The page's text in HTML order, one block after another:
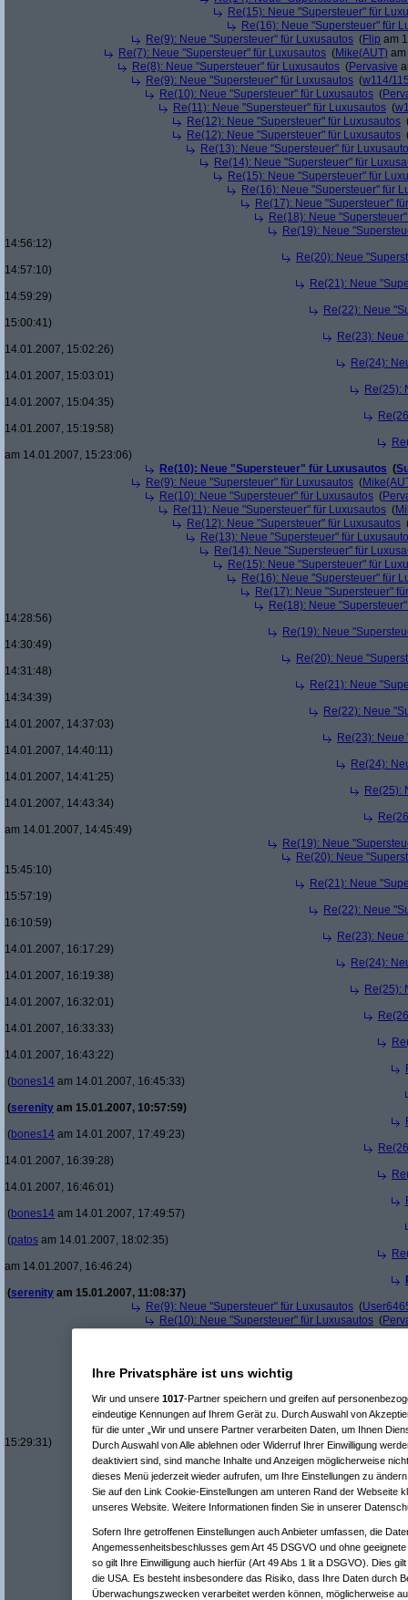
Re(15): Neue "Supersteuer" für
Re(16): Neue "Supersteuer" für
Re(9): Neue "Supersteuer" für Luxusautos (Flip am
Re(7): Neue "Supersteuer" für Luxusautos (Mike(AUT)
Re(8): Neue "Supersteuer" für Luxusautos (Pervasive
Re(9): Neue "Supersteuer" für Luxusautos (w114/
Re(10): Neue "Supersteuer" für Luxusautos (
Re(11): Neue "Supersteuer" für Luxusautos (
Re(12): Neue "Supersteuer" für Luxusautos
Re(12): Neue "Supersteuer" für Luxusautos
Re(13): Neue "Supersteuer" für
Re(14): Neue "Supersteuer" für
Re(15): Neue "Supersteuer" für
Re(16): Neue "Supersteuer" für
Re(17): Neue "Supersteuer"
Re(18): Neue
Re(19): Neue
14:56:12)
Re(20): Neue
14:57:10)
Re(21): Neue
14:59:29)
Re(22): Neue
15:00:41)
Re(23):
14.01.2007, 15:02:26)
Re(24):
14.01.2007, 15:03:01)
Re(25):
14.01.2007, 15:04:35)
14.01.2007, 15:19:58)
am 14.01.2007, 15:23:06)
Re(10): Neue "Supersteuer" für Luxusautos (
Re(9): Neue "Supersteuer" für Luxusautos (
Re(10): Neue "Supersteuer" für Luxusautos (
Re(11): Neue "Supersteuer" für Luxusautos (
Re(12): Neue "Supersteuer" für Luxusautos
Re(13): Neue "Supersteuer" für
Re(14): Neue "Supersteuer" für
Re(15): Neue "Supersteuer" für
Re(16): Neue "Supersteuer" für
Re(17): Neue "Supersteuer"
Re(18): Neue
14:28:56)
Re(19): Neue
14:30:49)
Re(20): Neue
14:31:48)
Re(21): Neue
14:34:39)
Re(22): Neue
14.01.2007, 14:37:03)
Re(23):
14.01.2007, 14:40:11)
Re(24):
14.01.2007, 14:41:25)
Re(25):
14.01.2007, 14:43:34)
am 14.01.2007, 14:45:49)
Re(19): Neue
Re(20): Neue
15:45:10)
Re(21): Neue
15:57:19)
Re(22): Neue
16:10:59)
Re(23):
14.01.2007, 16:17:29)
Re(24):
14.01.2007, 16:19:38)
Re(25):
14.01.2007, 16:32:01)
14.01.2007, 16:33:33)
14.01.2007, 16:43:22)
(bones14 am 14.01.2007, 16:45:33)
(serenity am 15.01.2007, 10:57:59)
(bones14 am 14.01.2007, 17:49:23)
14.01.2007, 16:39:28)
14.01.2007, 16:46:01)
(bones14 am 14.01.2007, 17:49:57)
(patos am 14.01.2007, 18:02:35)
am 14.01.2007, 16:46:24)
(serenity am 15.01.2007, 11:08:37)
Re(9): Neue "Supersteuer" für Luxusautos (
Re(10): Neue "Supersteuer" für Luxusautos (
Re(14): Neue "Supersteuer" für
Re(16): Neue "Supersteuer" für
Re(17): Neue "Supersteuer"
Re(18): Neue
15:29:31)
Re(9): Neue "Supersteuer" für Luxusautos(thEam
Re(10): Neue "Supersteuer" für Luxusautos
(
Re(8): Neue "Supersteuer" für Luxusautos(\/
Re(7): Neue "Supersteuer" für Luxusautos(Roliboliam
Re(7): Neue "Supersteuer" für Luxusautos (Rainam
Re(6): Neue "Supersteuer" für Luxusautos(Pervasiveam
Re(7): Neue "Supersteuer" für Luxusautos(bootlegam
Re(8): Neue "Supersteuer" für Luxusautos(Pervasive
Re(9): Neue "Supersteuer" für Luxusautos(bootleg
Re(10): Neue "Supersteuer" für Luxusautos(
Ihre Privatsphäre ist uns wichtig
Wir und unsere 1017-Partner speichern und greifen auf
eindeutige Kennungen auf Ihrem Gerät zu. Durch Auswahl von
für die unter „Wir und unsere Partner verarbeiten Daten, um Ihnen
Durch Auswahl von Alle ablehnen oder Widerruf Ihrer Einwilligung
deaktiviert sind, sind manche Inhalte und Anzeigen möglicherweise
dieses Menü jederzeit wieder aufrufen, um Ihre Einstellungen zu
Sie auf den Link Cookie-Einstellungen am unteren Rand der Webseite
unseres Website. Weitere Informationen finden Sie in unserer
Sofern Ihre getroffenen Einstellungen auch Anbieter umfassen, die
Angemessenheitsbeschlusses gem Art 45 DSGVO und ohne
so gilt Ihre Einwilligung auch hierfür (Art 49 Abs 1 lit a DSGVO). Dies
die USA. Es besteht insbesondere das Risiko, dass Ihre Daten durch
Überwachungszwecken verarbeitet werden können, möglicherweise